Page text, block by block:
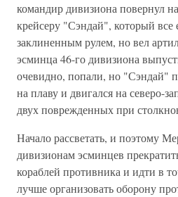
командир дивизиона повернул
крейсеру "Сэндай", который все
заклиненным рулем, но вел
эсминца 46-го дивизиона
очевидно, попали, но "Сэндай"
на плаву и двигался на северо-
двух поврежденных при
Начало рассветать, и поэтому
дивизионам эсминцев
кораблей противника и идти в
лучше организовать оборону